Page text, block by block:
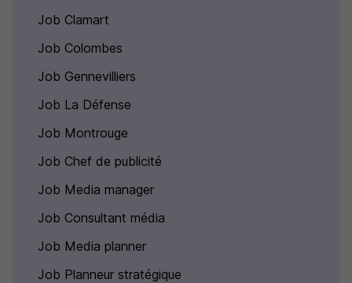
Job Clamart
Job Colombes
Job Gennevilliers
Job La Défense
Job Montrouge
Job Chef de publicité
Job Media manager
Job Consultant média
Job Media planner
Job Planneur stratégique